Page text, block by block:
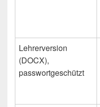
Lehrerversion
(DOCX),
passwortgeschützt